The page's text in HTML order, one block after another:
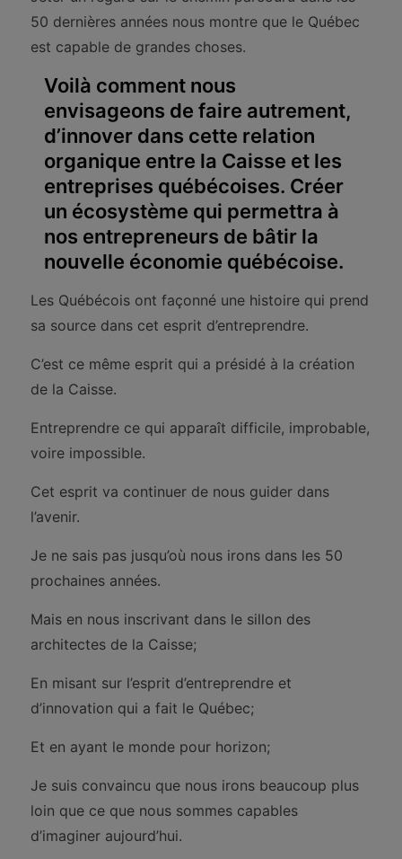
50 dernières années nous montre que le Québec
est capable de grandes choses.
Voilà comment nous
envisageons de faire autrement,
d’innover dans cette relation
organique entre la Caisse et les
entreprises québécoises. Créer
un écosystème qui permettra à
nos entrepreneurs de bâtir la
nouvelle économie québécoise.
Les Québécois ont façonné une histoire qui prend
sa source dans cet esprit d’entreprendre.
C’est ce même esprit qui a présidé à la création
de la Caisse.
Entreprendre ce qui apparaît difficile, improbable,
voire impossible.
Cet esprit va continuer de nous guider dans
l’avenir.
Je ne sais pas jusqu’où nous irons dans les 50
prochaines années.
Mais en nous inscrivant dans le sillon des
architectes de la Caisse;
En misant sur l’esprit d’entreprendre et
d’innovation qui a fait le Québec;
Et en ayant le monde pour horizon;
Je suis convaincu que nous irons beaucoup plus
loin que ce que nous sommes capables
d’imaginer aujourd’hui.